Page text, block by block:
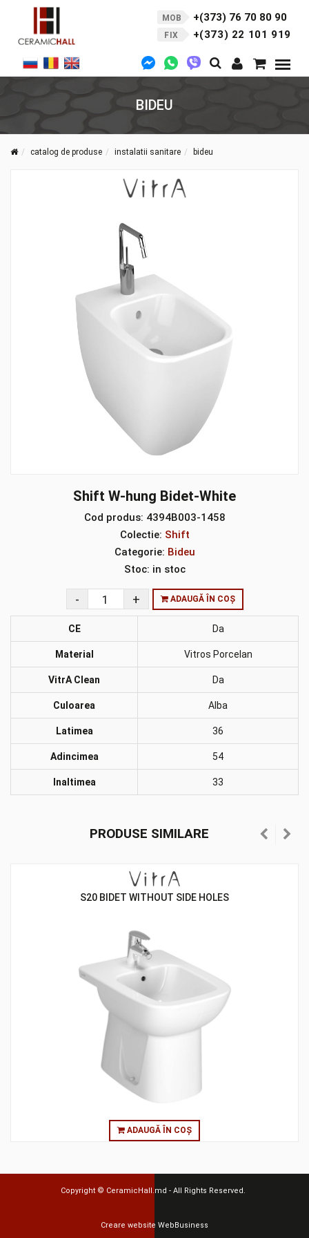
MOB +(373) 76 70 80 90
FIX +(373) 22 101 919
BIDEU
catalog de produse instalatii sanitare bideu
Shift W-hung Bidet-White
Cod produs: 4394B003-1458
Colectie: Shift
Categorie: Bideu
Stoc: in stoc
ADAUGĂ ÎN COȘ
CE Da
Material Vitros Porcelan
VitrA Clean Da
Culoarea Alba
Latimea 36
Adincimea 54
Inaltimea 33
PRODUSE SIMILARE
S20 BIDET WITHOUT SIDE HOLES
ADAUGĂ ÎN COȘ
Copyright © CeramicHall.md - All Rights Reserved.
Creare website WebBusiness